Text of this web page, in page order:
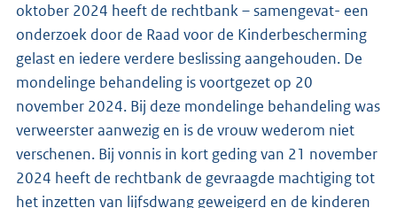
oktober 2024 heeft de rechtbank – samengevat- een
onderzoek door de Raad voor de Kinderbescherming
gelast en iedere verdere beslissing aangehouden. De
mondelinge behandeling is voortgezet op 20
november 2024. Bij deze mondelinge behandeling was
verweerster aanwezig en is de vrouw wederom niet
verschenen. Bij vonnis in kort geding van 21 november
2024 heeft de rechtbank de gevraagde machtiging tot
het inzetten van lijfsdwang geweigerd en de kinderen